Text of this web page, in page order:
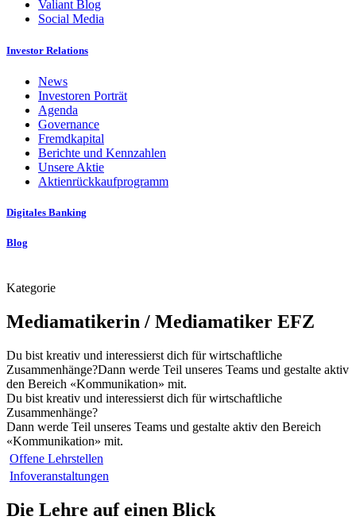
Valiant Blog
Social Media
Investor Relations
News
Investoren Porträt
Agenda
Governance
Fremdkapital
Berichte und Kennzahlen
Unsere Aktie
Aktienrückkaufprogramm
Digitales Banking
Blog
Kategorie
Mediamatikerin / Mediamatiker EFZ
Du bist kreativ und interessierst dich für wirtschaftliche
Zusammenhänge?Dann werde Teil unseres Teams und gestalte aktiv
den Bereich «Kommunikation» mit.
Du bist kreativ und interessierst dich für wirtschaftliche
Zusammenhänge?
Dann werde Teil unseres Teams und gestalte aktiv den Bereich
«Kommunikation» mit.
Offene Lehrstellen
Infoveranstaltungen
Die Lehre auf einen Blick